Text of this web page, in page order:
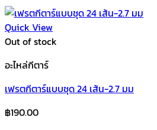
Quick View
Out of stock
อะไหล่กีตาร์
เฟรตกีตาร์แบบชุด 24 เส้น-2.7 มม
฿190.00